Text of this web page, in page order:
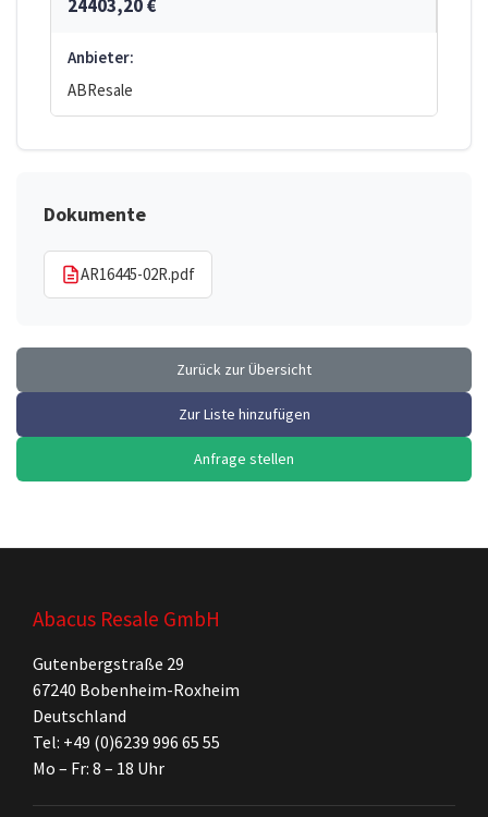
24403,20 €
Anbieter:
ABResale
Dokumente
AR16445-02R.pdf
Zurück zur Übersicht
Zur Liste hinzufügen
Anfrage stellen
Abacus Resale GmbH
Gutenbergstraße 29
67240 Bobenheim-Roxheim
Deutschland
Tel: +49 (0)6239 996 65 55
Mo – Fr: 8 – 18 Uhr